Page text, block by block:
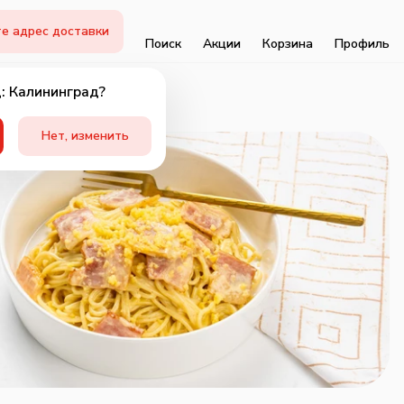
адрес доставки
Калининград?
Нет, изменить
Поиск Акции Корзина Профиль